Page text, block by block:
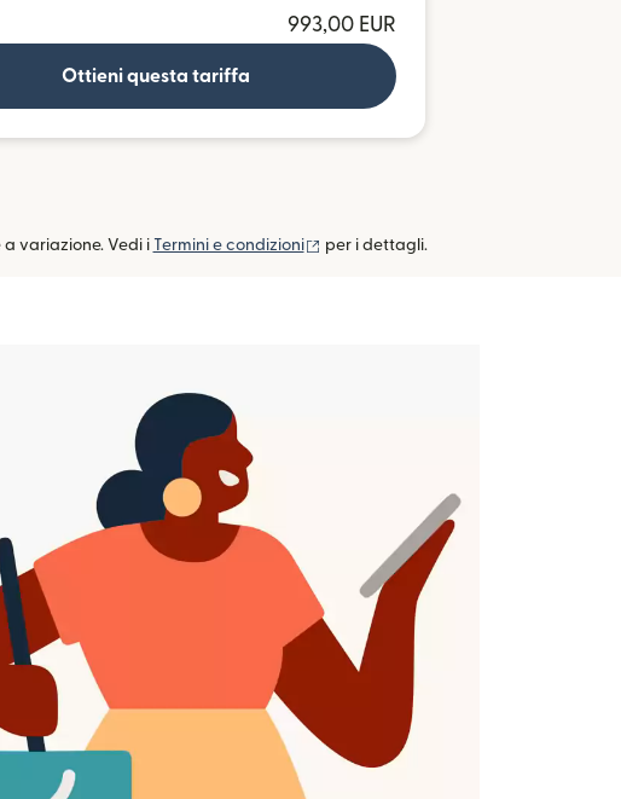
993,00 EUR
Ottieni questa tariffa
variazione. Vedi i Termini e condizioni (si apre in una nuova finestra)
per i dettagli.